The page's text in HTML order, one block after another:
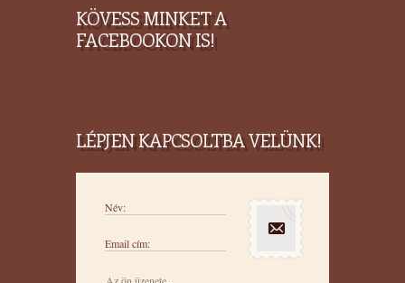
KÖVESS MINKET A
FACEBOOKON IS!
LÉPJEN KAPCSOLTBA VELÜNK!
Név:
Email cím: